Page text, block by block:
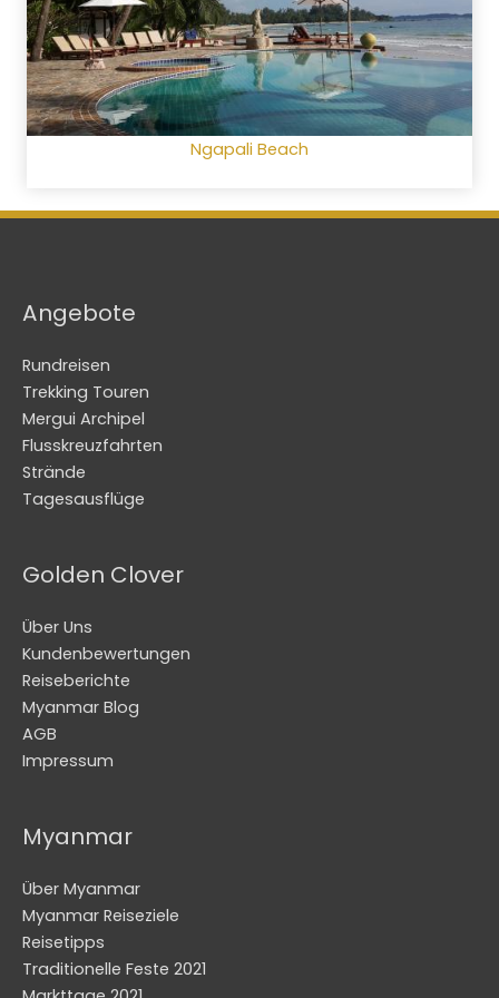
Ngapali Beach
Angebote
Rundreisen
Trekking Touren
Mergui Archipel
Flusskreuzfahrten
Strände
Tagesausflüge
Golden Clover
Über Uns
Kundenbewertungen
Reiseberichte
Myanmar Blog
AGB
Impressum
Myanmar
Über Myanmar
Myanmar Reiseziele
Reisetipps
Traditionelle Feste 2021